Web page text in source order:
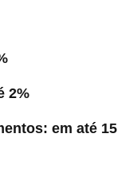
2%
em até 15